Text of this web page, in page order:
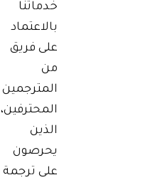
خدماتنا
بالاعتماد
على فريق
من
المترجمين
المحترفين،
الذين
يحرصون
على ترجمة